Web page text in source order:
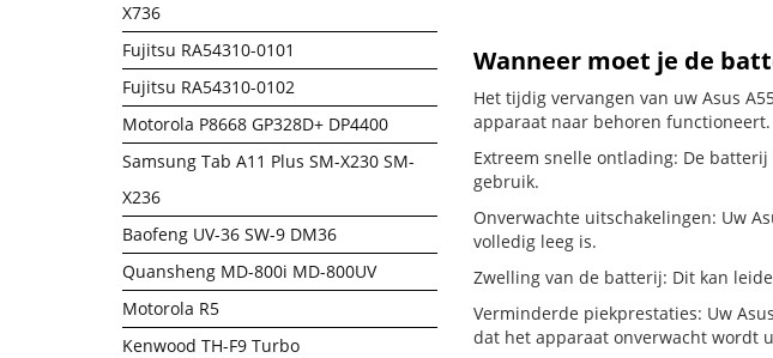
X736
Fujitsu RA54310-0101
Fujitsu RA54310-0102
Motorola P8668 GP328D+ DP4400
Samsung Tab A11 Plus SM-X230 SM-
X236
Baofeng UV-36 SW-9 DM36
Quansheng MD-800i MD-800UV
Motorola R5
Kenwood TH-F9 Turbo
Wanneer moet je de
Het tijdig vervangen van uw Asus
apparaat naar behoren
Extreem snelle ontlading: De batterij
gebruik.
Onverwachte uitschakelingen: Uw
volledig leeg is.
Zwelling van de batterij: Dit kan
Verminderde piekprestaties: Uw
dat het apparaat onverwacht wordt